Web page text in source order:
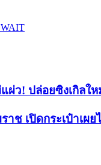
ผ่ว! ปล่อยซิงเกิลใ
ช เปิดกระเป๋าเผ